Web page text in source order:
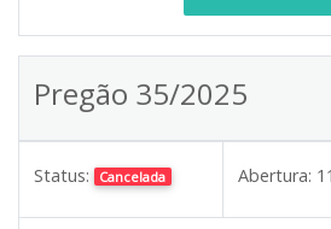
Pregão 35/2025
Status: Cancelada Abertura: